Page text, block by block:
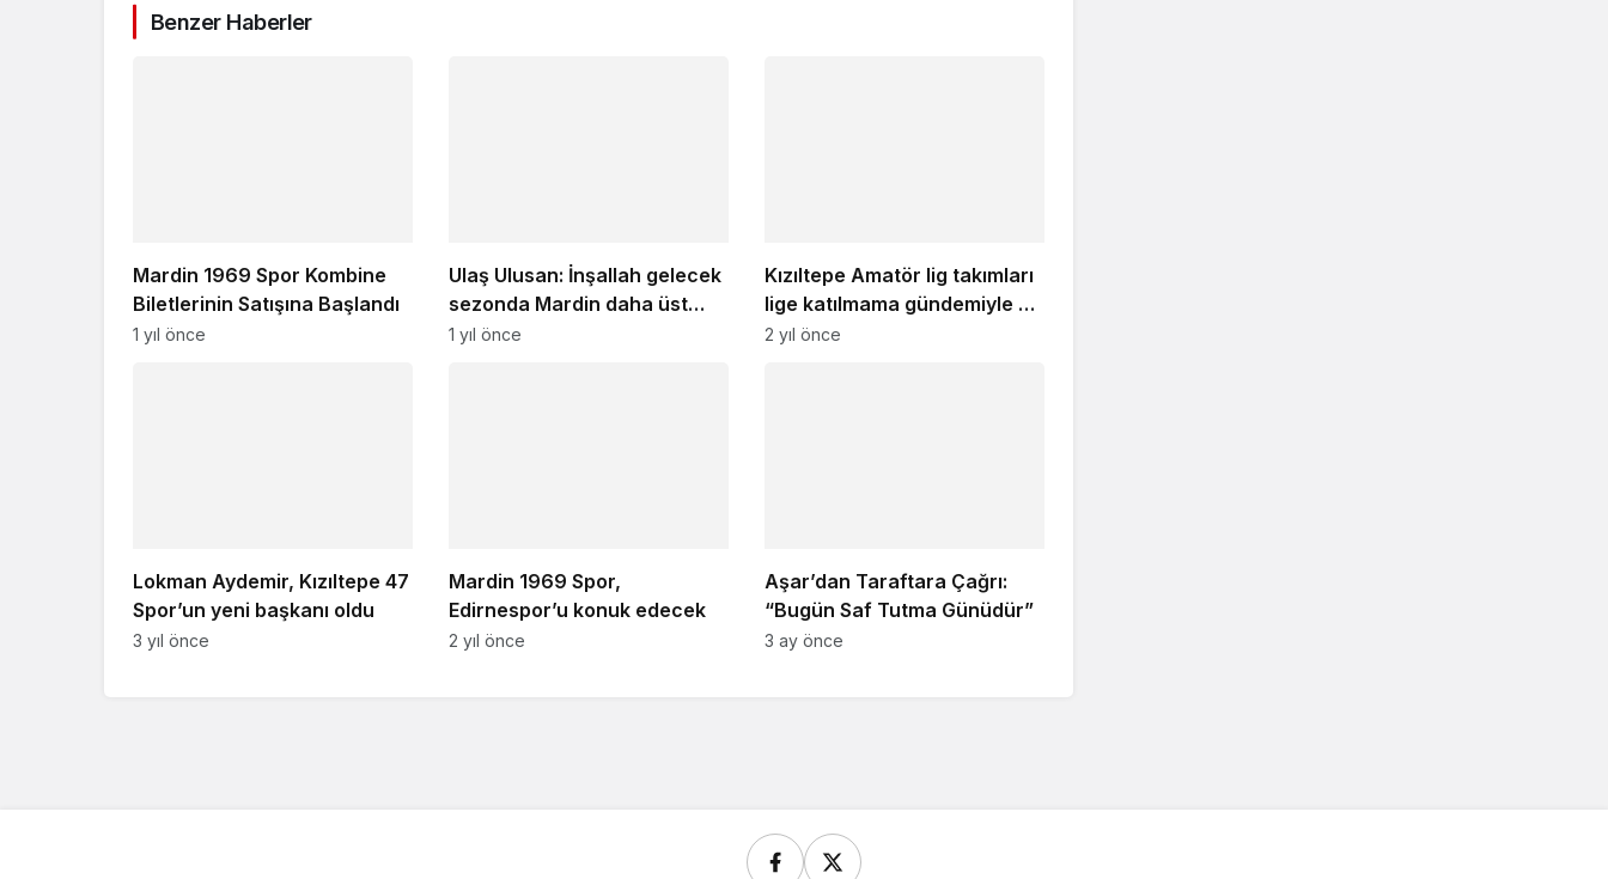
Benzer Haberler
Mardin 1969 Spor Kombine
Biletlerinin Satışına Başlandı
1 yıl önce
Ulaş Ulusan: İnşallah gelecek
sezonda Mardin daha üst
liglere çıkar
1 yıl önce
Kızıltepe Amatör lig takımları
lige katılmama gündemiyle bir
araya geldi
2 yıl önce
Lokman Aydemir, Kızıltepe 47
Spor’un yeni başkanı oldu
3 yıl önce
Mardin 1969 Spor,
Edirnespor’u konuk edecek
2 yıl önce
Aşar’dan Taraftara Çağrı:
“Bugün Saf Tutma Günüdür”
3 ay önce